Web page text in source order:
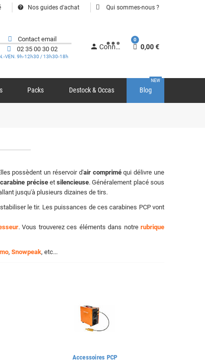
help Nos guides d'achat Qui sommes-nous ?
Contact email
02 35 00 30 02
VEN. 9h-12h30 / 13h30-18h
person Connexion
0
0,00 €
Packs Destock & Occas Blog
NEW
possèdent un réservoir d'air compriméqui délivre une
carabine préciseetsilencieuse. Généralement placé sous
jusqu'à plusieurs dizaines de tirs.
le tir. Les puissances de ces carabines PCP vont
. Vous trouverez ces éléments dans notre rubrique
, Snowpeak, etc...
Accessoires PCP